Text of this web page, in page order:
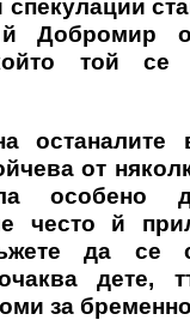
спекулации
Добромир
той се
останалите
от
особено
често й
да се
дете,
за